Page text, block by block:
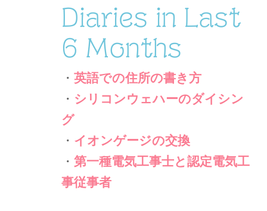
Diaries in Last
6 Months
・英語での住所の書き方
・ シリコンウェハーのダイシン
グ
・ イオンゲージの交換
・第一種電気工事士と認定電気工
事従事者